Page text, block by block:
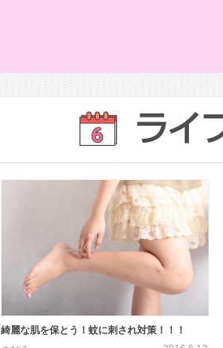
綺麗な肌を保とう！蚊に刺され対策！！！